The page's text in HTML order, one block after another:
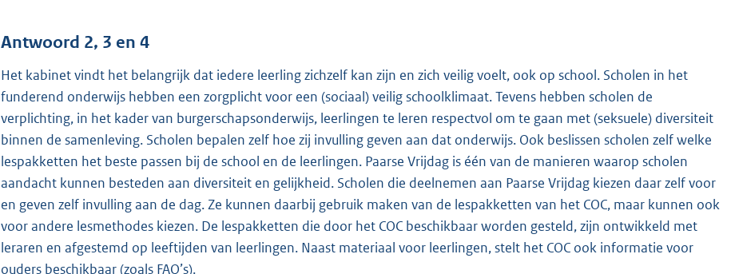
Antwoord 2, 3 en 4
Het kabinet vindt het belangrijk dat iedere leerling zichzelf kan zijn en zich veilig voelt, ook op school. Scholen in het
funderend onderwijs hebben een zorgplicht voor een (sociaal) veilig schoolklimaat. Tevens hebben scholen de
verplichting, in het kader van burgerschapsonderwijs, leerlingen te leren respectvol om te gaan met (seksuele) diversiteit
binnen de samenleving. Scholen bepalen zelf hoe zij invulling geven aan dat onderwijs. Ook beslissen scholen zelf welke
lespakketten het beste passen bij de school en de leerlingen. Paarse Vrijdag is één van de manieren waarop scholen
aandacht kunnen besteden aan diversiteit en gelijkheid. Scholen die deelnemen aan Paarse Vrijdag kiezen daar zelf voor
en geven zelf invulling aan de dag. Ze kunnen daarbij gebruik maken van de lespakketten van het COC, maar kunnen ook
voor andere lesmethodes kiezen. De lespakketten die door het COC beschikbaar worden gesteld, zijn ontwikkeld met
leraren en afgestemd op leeftijden van leerlingen. Naast materiaal voor leerlingen, stelt het COC ook informatie voor
ouders beschikbaar (zoals FAQ’s).